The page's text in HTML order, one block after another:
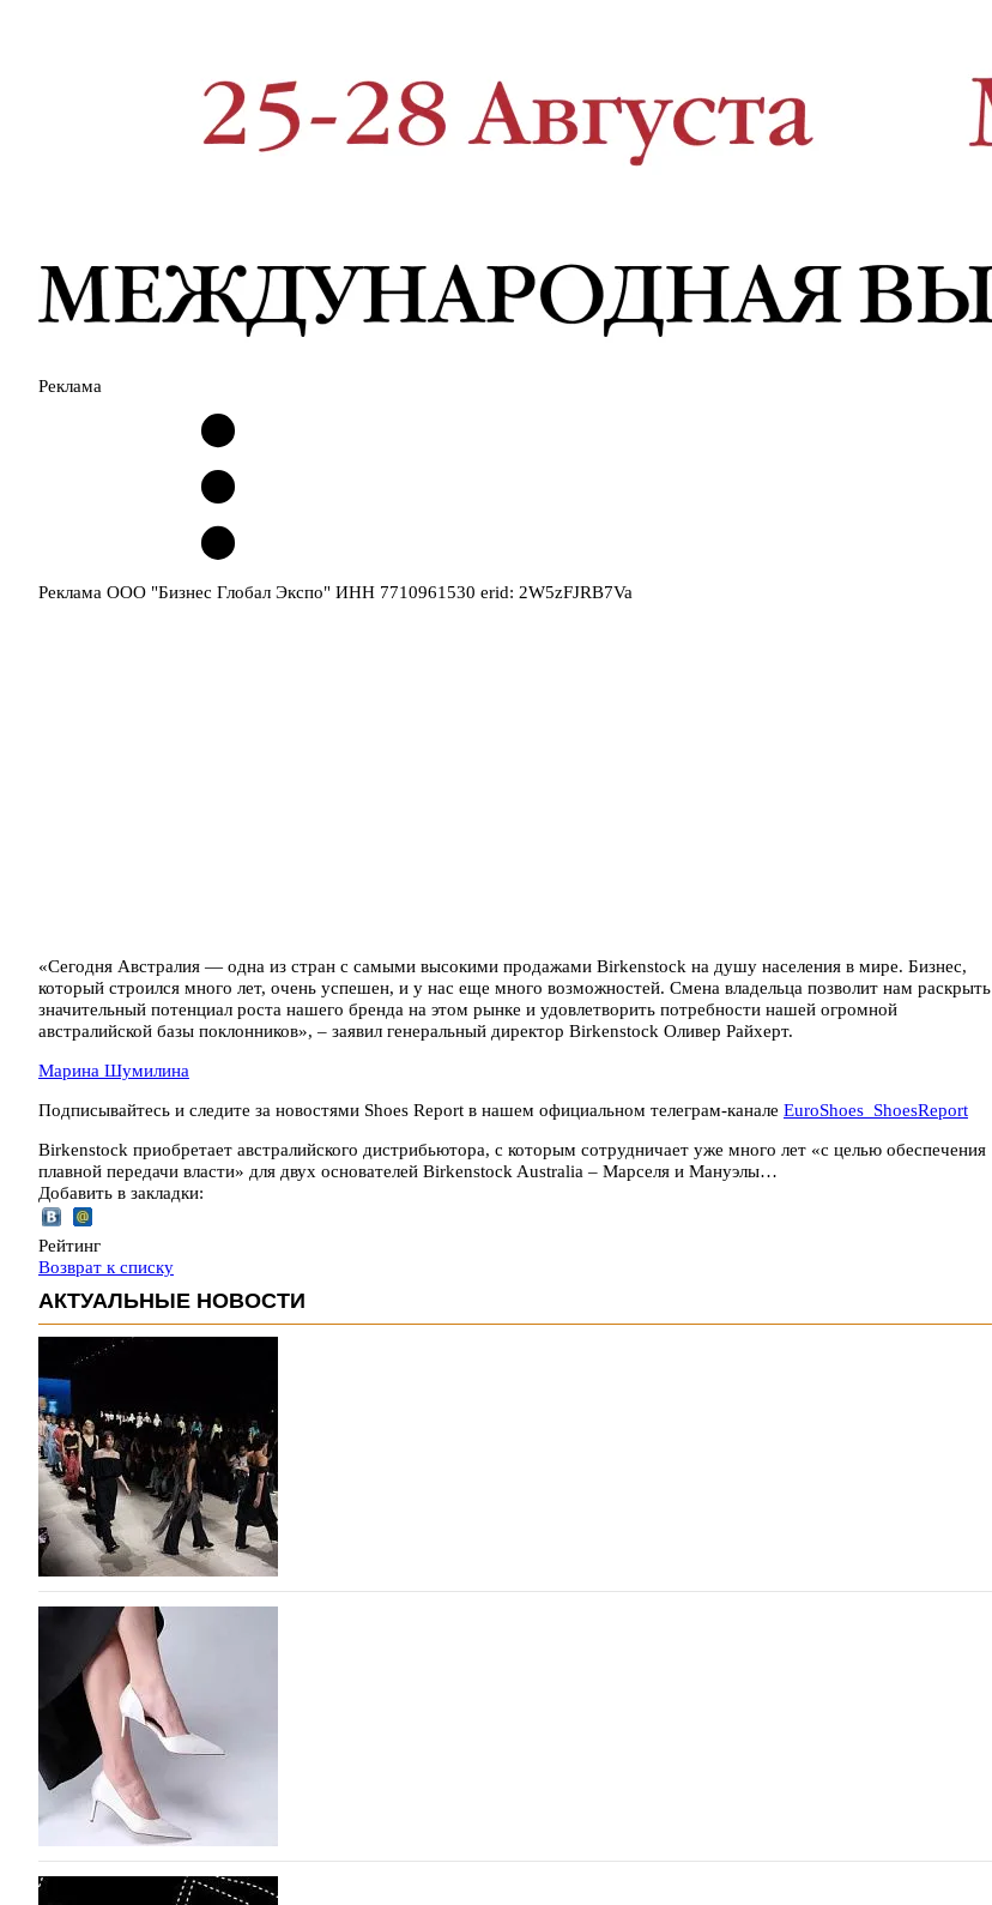
Реклама
Реклама ООО "Бизнес Глобал Экспо" ИНН 7710961530 erid: 2W5zFJRB7Va
«Сегодня Австралия — одна из стран с самыми высокими продажами Birkenstock на душу населения в мире. Бизнес,
который строился много лет, очень успешен, и у нас еще много возможностей. Смена владельца позволит нам раскрыть
значительный потенциал роста нашего бренда на этом рынке и удовлетворить потребности нашей огромной
австралийской базы поклонников», – заявил генеральный директор Birkenstock Оливер Райхерт.
Марина Шумилина
Подписывайтесь и следите за новостями Shoes Report в нашем официальном телеграм-канале EuroShoes_ShoesReport
Birkenstock приобретает австралийского дистрибьютора, с которым сотрудничает уже много лет «c целью обеспечения
плавной передачи власти» для двух основателей Birkenstock Australia – Марселя и Мануэлы…
Добавить в закладки:
Рейтинг
Возврат к списку
АКТУАЛЬНЫЕ НОВОСТИ
На участие в Московской неделе моды подано 1047 заявок
На участие в седьмой Московской неделе моды, которая пройдет в российской столице с 26 сентября по 1
октября, уже подано 1047 заявок. Примерно половину из них (494) прислали дизайнеры, коллекции
которых не были представлены в…
07.08.2026 567
BALLINA представит свои новинки на Euro Shoes